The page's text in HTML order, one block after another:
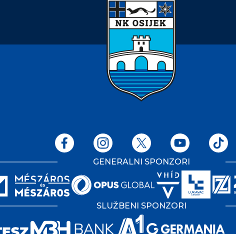
GENERALNI SPONZORI
SLUŽBENI SPONZORI